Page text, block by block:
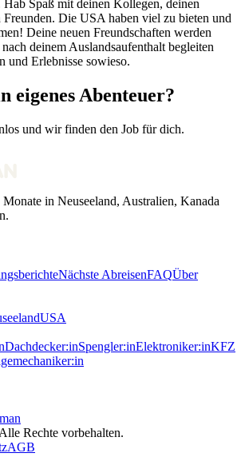
Hab Spaß mit deinen Kollegen, deinen
Die USA haben viel zu bieten und
Deine neuen Freundschaften werden
deinem Auslandsaufenthalt begleiten
und Erlebnisse sowieso.
eigenes Abenteuer?
und wir finden den Job für dich.
in Neuseeland, Australien, Kanada
Nächste AbreisenFAQÜber
USA
Dachdecker:inSpengler:inElektroniker:inKFZ
Rechte vorbehalten.
AGB